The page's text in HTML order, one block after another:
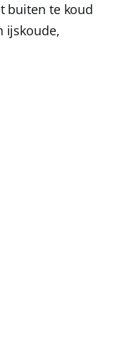
buiten te koud
ijskoude,